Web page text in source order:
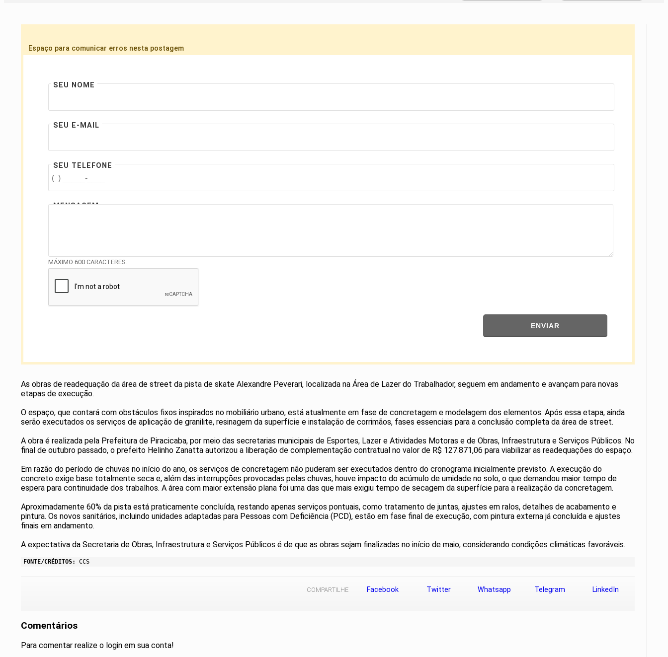
Espaço para comunicar erros nesta postagem
SEU NOME
SEU E-MAIL
SEU TELEFONE
MENSAGEM
MÁXIMO 600 CARACTERES.
ENVIAR
As obras de readequação da área de street da pista de skate Alexandre Peverari, localizada na Área de Lazer do Trabalhador, seguem em andamento e avançam para novas
etapas de execução.
O espaço, que contará com obstáculos fixos inspirados no mobiliário urbano, está atualmente em fase de concretagem e modelagem dos elementos. Após essa etapa, ainda
serão executados os serviços de aplicação de granilite, resinagem da superfície e instalação de corrimãos, fases essenciais para a conclusão completa da área de street.
A obra é realizada pela Prefeitura de Piracicaba, por meio das secretarias municipais de Esportes, Lazer e Atividades Motoras e de Obras, Infraestrutura e Serviços Públicos. No
final de outubro passado, o prefeito Helinho Zanatta autorizou a liberação de complementação contratual no valor de R$ 127.871,06 para viabilizar as readequações do espaço.
Em razão do período de chuvas no início do ano, os serviços de concretagem não puderam ser executados dentro do cronograma inicialmente previsto. A execução do
concreto exige base totalmente seca e, além das interrupções provocadas pelas chuvas, houve impacto do acúmulo de umidade no solo, o que demandou maior tempo de
espera para continuidade dos trabalhos. A área com maior extensão plana foi uma das que mais exigiu tempo de secagem da superfície para a realização da concretagem.
Aproximadamente 60% da pista está praticamente concluída, restando apenas serviços pontuais, como tratamento de juntas, ajustes em ralos, detalhes de acabamento e
pintura. Os novos sanitários, incluindo unidades adaptadas para Pessoas com Deficiência (PCD), estão em fase final de execução, com pintura externa já concluída e ajustes
finais em andamento.
A expectativa da Secretaria de Obras, Infraestrutura e Serviços Públicos é de que as obras sejam finalizadas no início de maio, considerando condições climáticas favoráveis.
FONTE/CRÉDITOS: CCS
COMPARTILHE Facebook Twitter Whatsapp Telegram LinkedIn
Comentários
Para comentar realize o login em sua conta!